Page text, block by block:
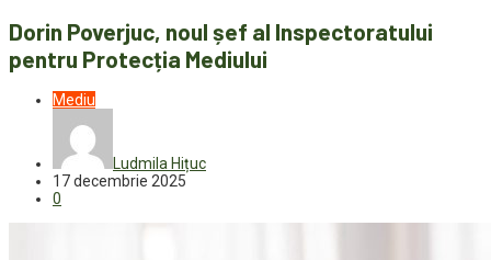
Dorin Poverjuc, noul șef al Inspectoratului
pentru Protecția Mediului
Mediu
Ludmila Hițuc
17 decembrie 2025
0